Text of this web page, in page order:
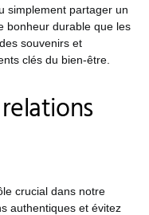
simplement partager un
bonheur durable que les
souvenirs et
clés du bien-être.
crucial dans notre
authentiques et évitez